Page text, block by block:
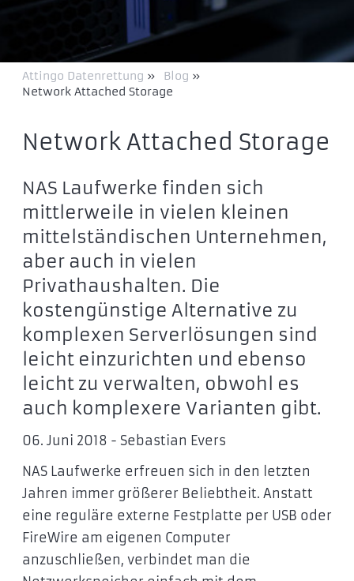
Attingo Datenrettung » Blog »
Network Attached Storage
Network Attached Storage
NAS Laufwerke finden sich
mittlerweile in vielen kleinen
mittelständischen Unternehmen,
aber auch in vielen
Privathaushalten. Die
kostengünstige Alternative zu
komplexen Serverlösungen sind
leicht einzurichten und ebenso
leicht zu verwalten, obwohl es
auch komplexere Varianten gibt.
06. Juni 2018 - Sebastian Evers
NAS Laufwerke erfreuen sich in den letzten
Jahren immer größerer Beliebtheit. Anstatt
eine reguläre externe Festplatte per USB oder
FireWire am eigenen Computer
anzuschließen, verbindet man die